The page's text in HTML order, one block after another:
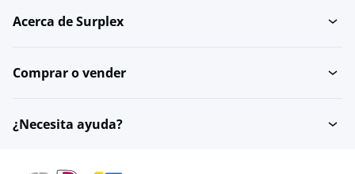
Acerca de Surplex
Comprar o vender
¿Necesita ayuda?